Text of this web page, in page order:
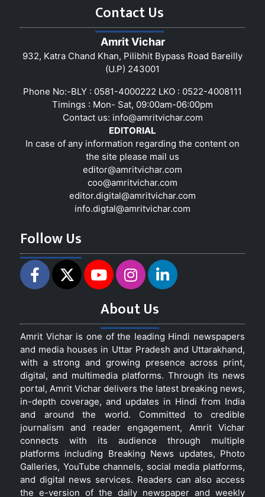
Contact Us
Amrit Vichar
932, Katra Chand Khan, Pilibhit Bypass Road Bareilly
(U.P) 243001
Phone No:-BLY : 0581-4000222 LKO : 0522-4008111
Timings : Mon- Sat, 09:00am-06:00pm
Contact us: info@amritvichar.com
EDITORIAL
In case of any information regarding the content on
the site please mail us
editor@amritvichar.com
coo@amritvichar.com
editor.digital@amritvichar.com
info.digtal@amritvichar.com
Follow Us
About Us
Amrit Vichar is one of the leading Hindi newspapers
and media houses in Uttar Pradesh and Uttarakhand,
with a strong and growing presence across print,
digital, and multimedia platforms. Through its news
portal, Amrit Vichar delivers the latest breaking news,
in-depth coverage, and updates in Hindi from India
and around the world. Committed to credible
journalism and reader engagement, Amrit Vichar
connects with its audience through multiple
platforms including Breaking News updates, Photo
Galleries, YouTube channels, social media platforms,
and digital news services. Readers can also access
the e-version of the daily newspaper and weekly